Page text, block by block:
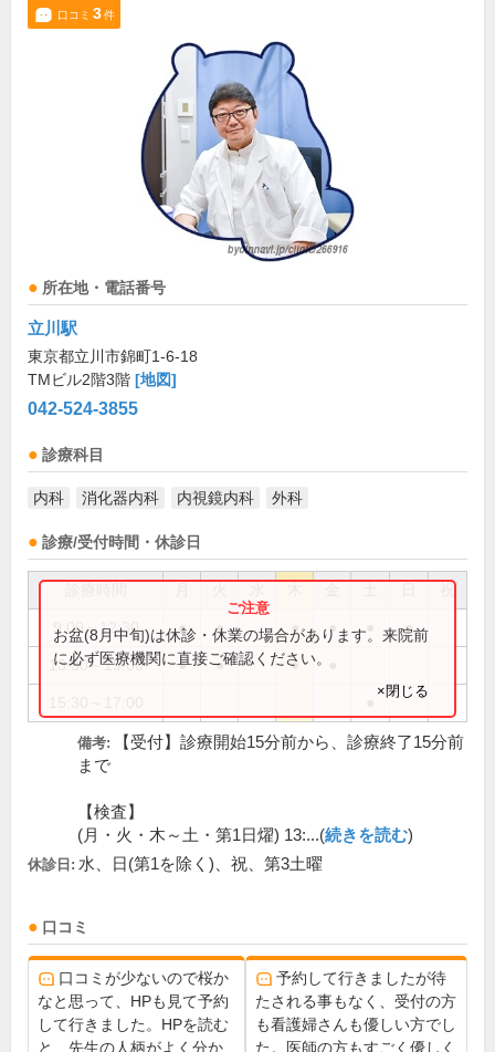
口コミ 3件
所在地・電話番号
立川駅
東京都立川市錦町1-6-18
TMビル2階3階 [地図]
042-524-3855
診療科目
内科 消化器内科 内視鏡内科 外科
診療/受付時間・休診日
祝
9:00～12:30 ● ● ● ● ●
13:30～19:00 ● ● ●
お盆(8月中旬)は休診・休業の場合があります。来院前
に必ず医療機関に直接ご確認ください。
×閉じる
備考:
【受付】診療開始15分前から、診療終了15分前
まで
【検査】
(月・火・木～土・第1日燿) 13:...(続きを読む)
休診日: 水、日(第1を除く)、祝、第3土曜
口コミ
口コミが少ないので桜か
なと思って、HPも見て予約
して行きました。HPを読む
と、先生の人柄がよく分か
予約して行きましたが待
たされる事もなく、受付の方
も看護婦さんも優しい方でし
た。医師の方もすごく優しく